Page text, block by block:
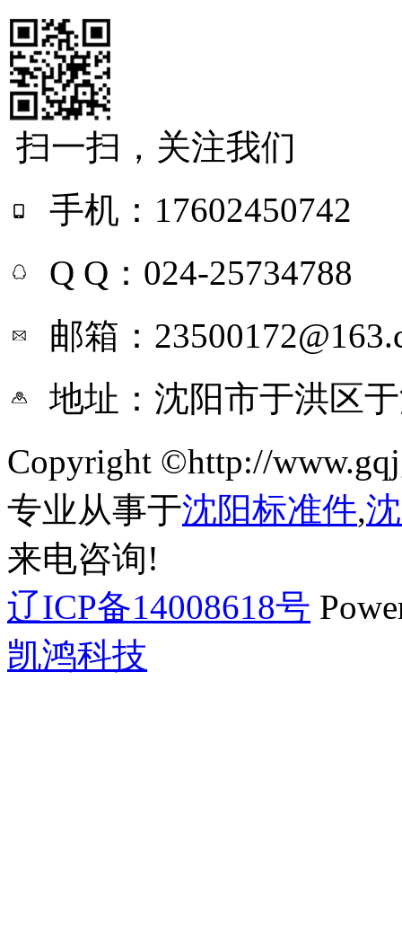
扫一扫，关注我们
手机：17602450742
Q Q：024-25734788
邮箱：
地址：沈阳市于洪区
Copyright ©http://
专业从事于沈阳标准件,
来电咨询!
辽ICP备14008618号
凯鸿科技